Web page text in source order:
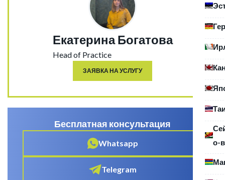
о-
Екатерина Богатова
Head of Practice
ЗАЯВКА НА УСЛУГУ
Бесплатная консультация
Whatsapp
Telegram